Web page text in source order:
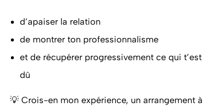
d’apaiser la relation
de montrer ton professionnalisme
et de récupérer progressivement ce qui t’est
dû
💡 Crois-en mon expérience, un arrangement à